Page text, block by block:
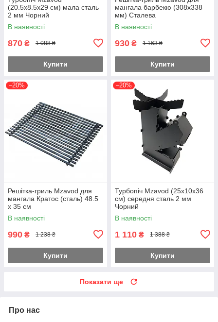
(20.5х8.5х29 см) мала сталь
2 мм Чорний
В наявності
870 ₴ 1 088 ₴
Купити
мангала барбекю (308х338
мм) Сталева
В наявності
930 ₴ 1 163 ₴
Купити
–20%
Решітка-гриль Mzavod для
мангала Кратос (сталь) 48.5
х 35 см
В наявності
990 ₴ 1 238 ₴
Купити
–20%
Турбопіч Mzavod (25х10х36
см) середня сталь 2 мм
Чорний
В наявності
1 110 ₴ 1 388 ₴
Купити
Показати ще
Про нас